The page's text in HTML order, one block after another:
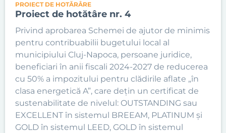
PROIECT DE HOTĂRÂRE
Proiect de hotătâre nr. 4
Privind aprobarea Schemei de ajutor de minimis
pentru contribuabilii bugetului local al
municipiului Cluj-Napoca, persoane juridice,
beneficiari în anii fiscali 2024-2027 de reducerea
cu 50% a impozitului pentru clădirile aflate „în
clasa energetică A”, care dețin un certificat de
sustenabilitate de nivelul: OUTSTANDING sau
EXCELLENT în sistemul BREEAM, PLATINUM și
GOLD în sistemul LEED, GOLD în sistemul